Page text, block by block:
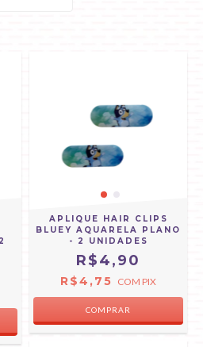
APLIQUE HAIR CLIPS
BLUEY AQUARELA PLANO
- 2 UNIDADES
R$4,90
R$4,75 COM PIX